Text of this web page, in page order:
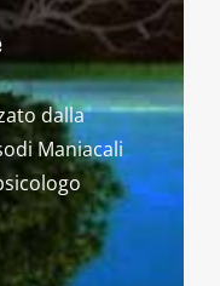
dalla
Maniacali